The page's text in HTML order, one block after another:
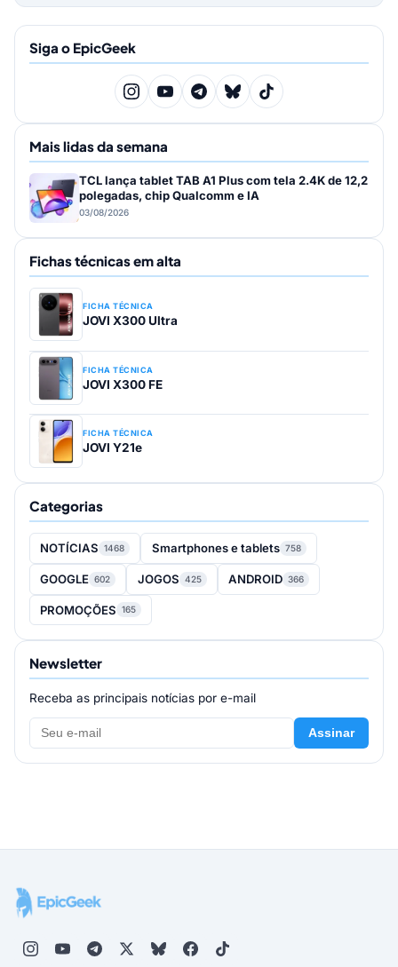
Siga o EpicGeek
Mais lidas da semana
TCL lança tablet TAB A1 Plus com tela 2.4K de 12,2
polegadas, chip Qualcomm e IA
03/08/2026
Fichas técnicas em alta
FICHA TÉCNICA
JOVI X300 Ultra
FICHA TÉCNICA
JOVI X300 FE
FICHA TÉCNICA
JOVI Y21e
Categorias
NOTÍCIAS 1468 Smartphones e tablets 758
GOOGLE 602 JOGOS 425 ANDROID 366
PROMOÇÕES 165
Newsletter
Receba as principais notícias por e-mail
Assinar